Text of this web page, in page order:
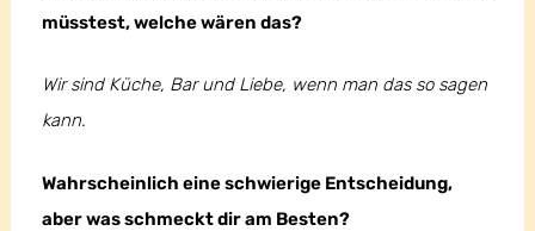
müsstest, welche wären das?
Wir sind Küche, Bar und Liebe, wenn man das so sagen
kann.
Wahrscheinlich eine schwierige Entscheidung,
aber was schmeckt dir am Besten?